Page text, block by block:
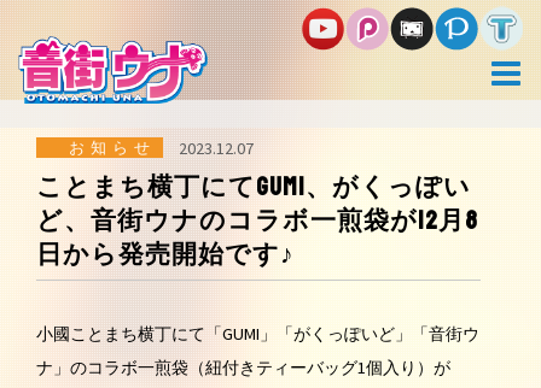
コ
ン
テ
ン
ツ
お知らせ 2023.12.07
ことまち横丁にてGUMI、がくっぽい
ど、音街ウナのコラボ一煎袋が12月8
日から発売開始です♪
小國ことまち横丁にて「GUMI」「がくっぽいど」「音街ウ
ナ」のコラボ一煎袋（紐付きティーバッグ1個入り）が